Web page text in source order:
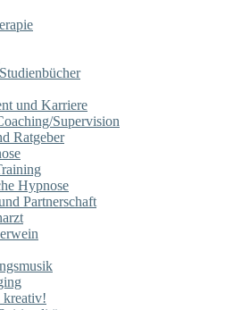
und Karriere
Supervision
Ratgeber
Hypnose
Partnerschaft
kreativ!